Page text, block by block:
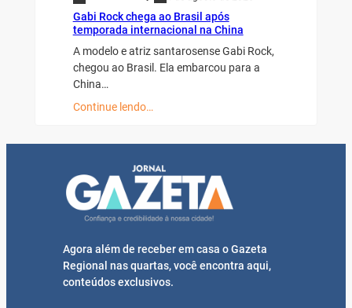
Gabi Rock chega ao Brasil após
temporada internacional na China
A modelo e atriz santarosense Gabi Rock,
chegou ao Brasil. Ela embarcou para a
China…
Continue lendo…
Agora além de receber em casa o Gazeta
Regional nas quartas, você encontra aqui,
conteúdos exclusivos.